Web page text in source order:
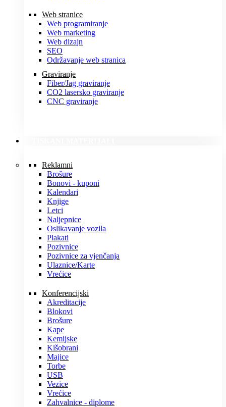
Web stranice
Web programiranje
Web marketing
Web dizajn
SEO
Održavanje web stranica
Graviranje
Fiber/Jag graviranje
CO2 lasersko graviranje
CNC graviranje
Reklamni
Brošure
Bonovi - kuponi
Kalendari
Knjige
Letci
Naljepnice
Oslikavanje vozila
Plakati
Pozivnice
Pozivnice za vjenčanja
Ulaznice/Karte
Vrećice
Konferencijski
Akreditacije
Blokovi
Brošure
Kape
Kemijske
Kišobrani
Majice
Torbe
USB
Vezice
Vrećice
Zahvalnice - diplome